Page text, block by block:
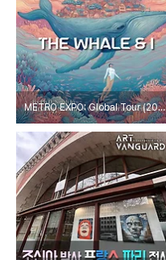
METRO EXPO: Global Tour (2025-2026)